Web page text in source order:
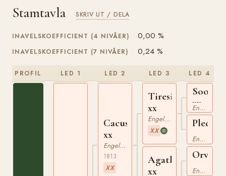
Stamtavla SKRIV UT / DELA
INAVELSKOEFFICIENT (4 NIVÅER) 0,00 %
INAVELSKOEFFICIENT (7 NIVÅER) 0,24 %
PROFIL LED 1 LED 2
Cacus
xx
Engelskt Fullblod
1813
XX
LED 3
Tiresias
xx
Engelskt Fullblod
XX
Agatha
xx
LED 4
xxEngelskt Fullblod
Pledge
xx Engelskt Fullblod
Orville
xx Engelskt Fullblod